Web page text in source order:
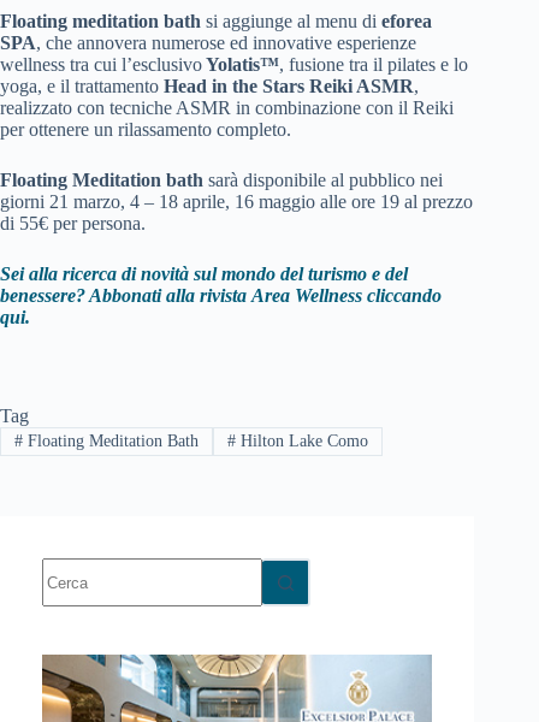
Floating meditation bath si aggiunge al menu di eforea
SPA, che annovera numerose ed innovative esperienze
wellness tra cui l’esclusivoYolatis™, fusione tra il pilates e lo
yoga, e il trattamento Head in the Stars Reiki ASMR,
realizzato con tecniche ASMR in combinazione con il Reiki
per ottenere un rilassamento completo.
Floating Meditation bath sarà disponibile al pubblico nei
giorni 21 marzo, 4 – 18 aprile, 16 maggio alle ore 19 al prezzo
di 55€ per persona.
Sei alla ricerca di novità sul mondo del turismo e del
benessere? Abbonati alla rivista Area Wellness cliccando
qui.
Tag
#Floating Meditation Bath #Hilton Lake Como
risultato